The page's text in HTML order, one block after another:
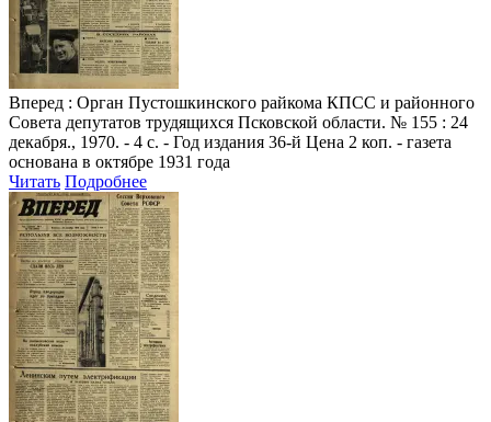
Вперед : Орган Пустошкинского райкома КПСС и районного
Совета депутатов трудящихся Псковской области. № 155 : 24
декабря., 1970. - 4 с. - Год издания 36-й Цена 2 коп. - газета
основана в октябре 1931 года
Читать Подробнее